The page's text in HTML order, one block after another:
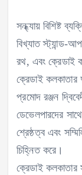
সন্ধ্যায় বিশিষ্ট
বিখ্যাত স্ট্যান্ড-
রথ, এবং ক্রেডাই
ক্রেডাই
প্রমোদ রঞ্জন
ডেভেলপারদের
শ্রেষ্ঠত্ব এবং
চিহ্নিত করে।
ক্রেডাই কলকাতার